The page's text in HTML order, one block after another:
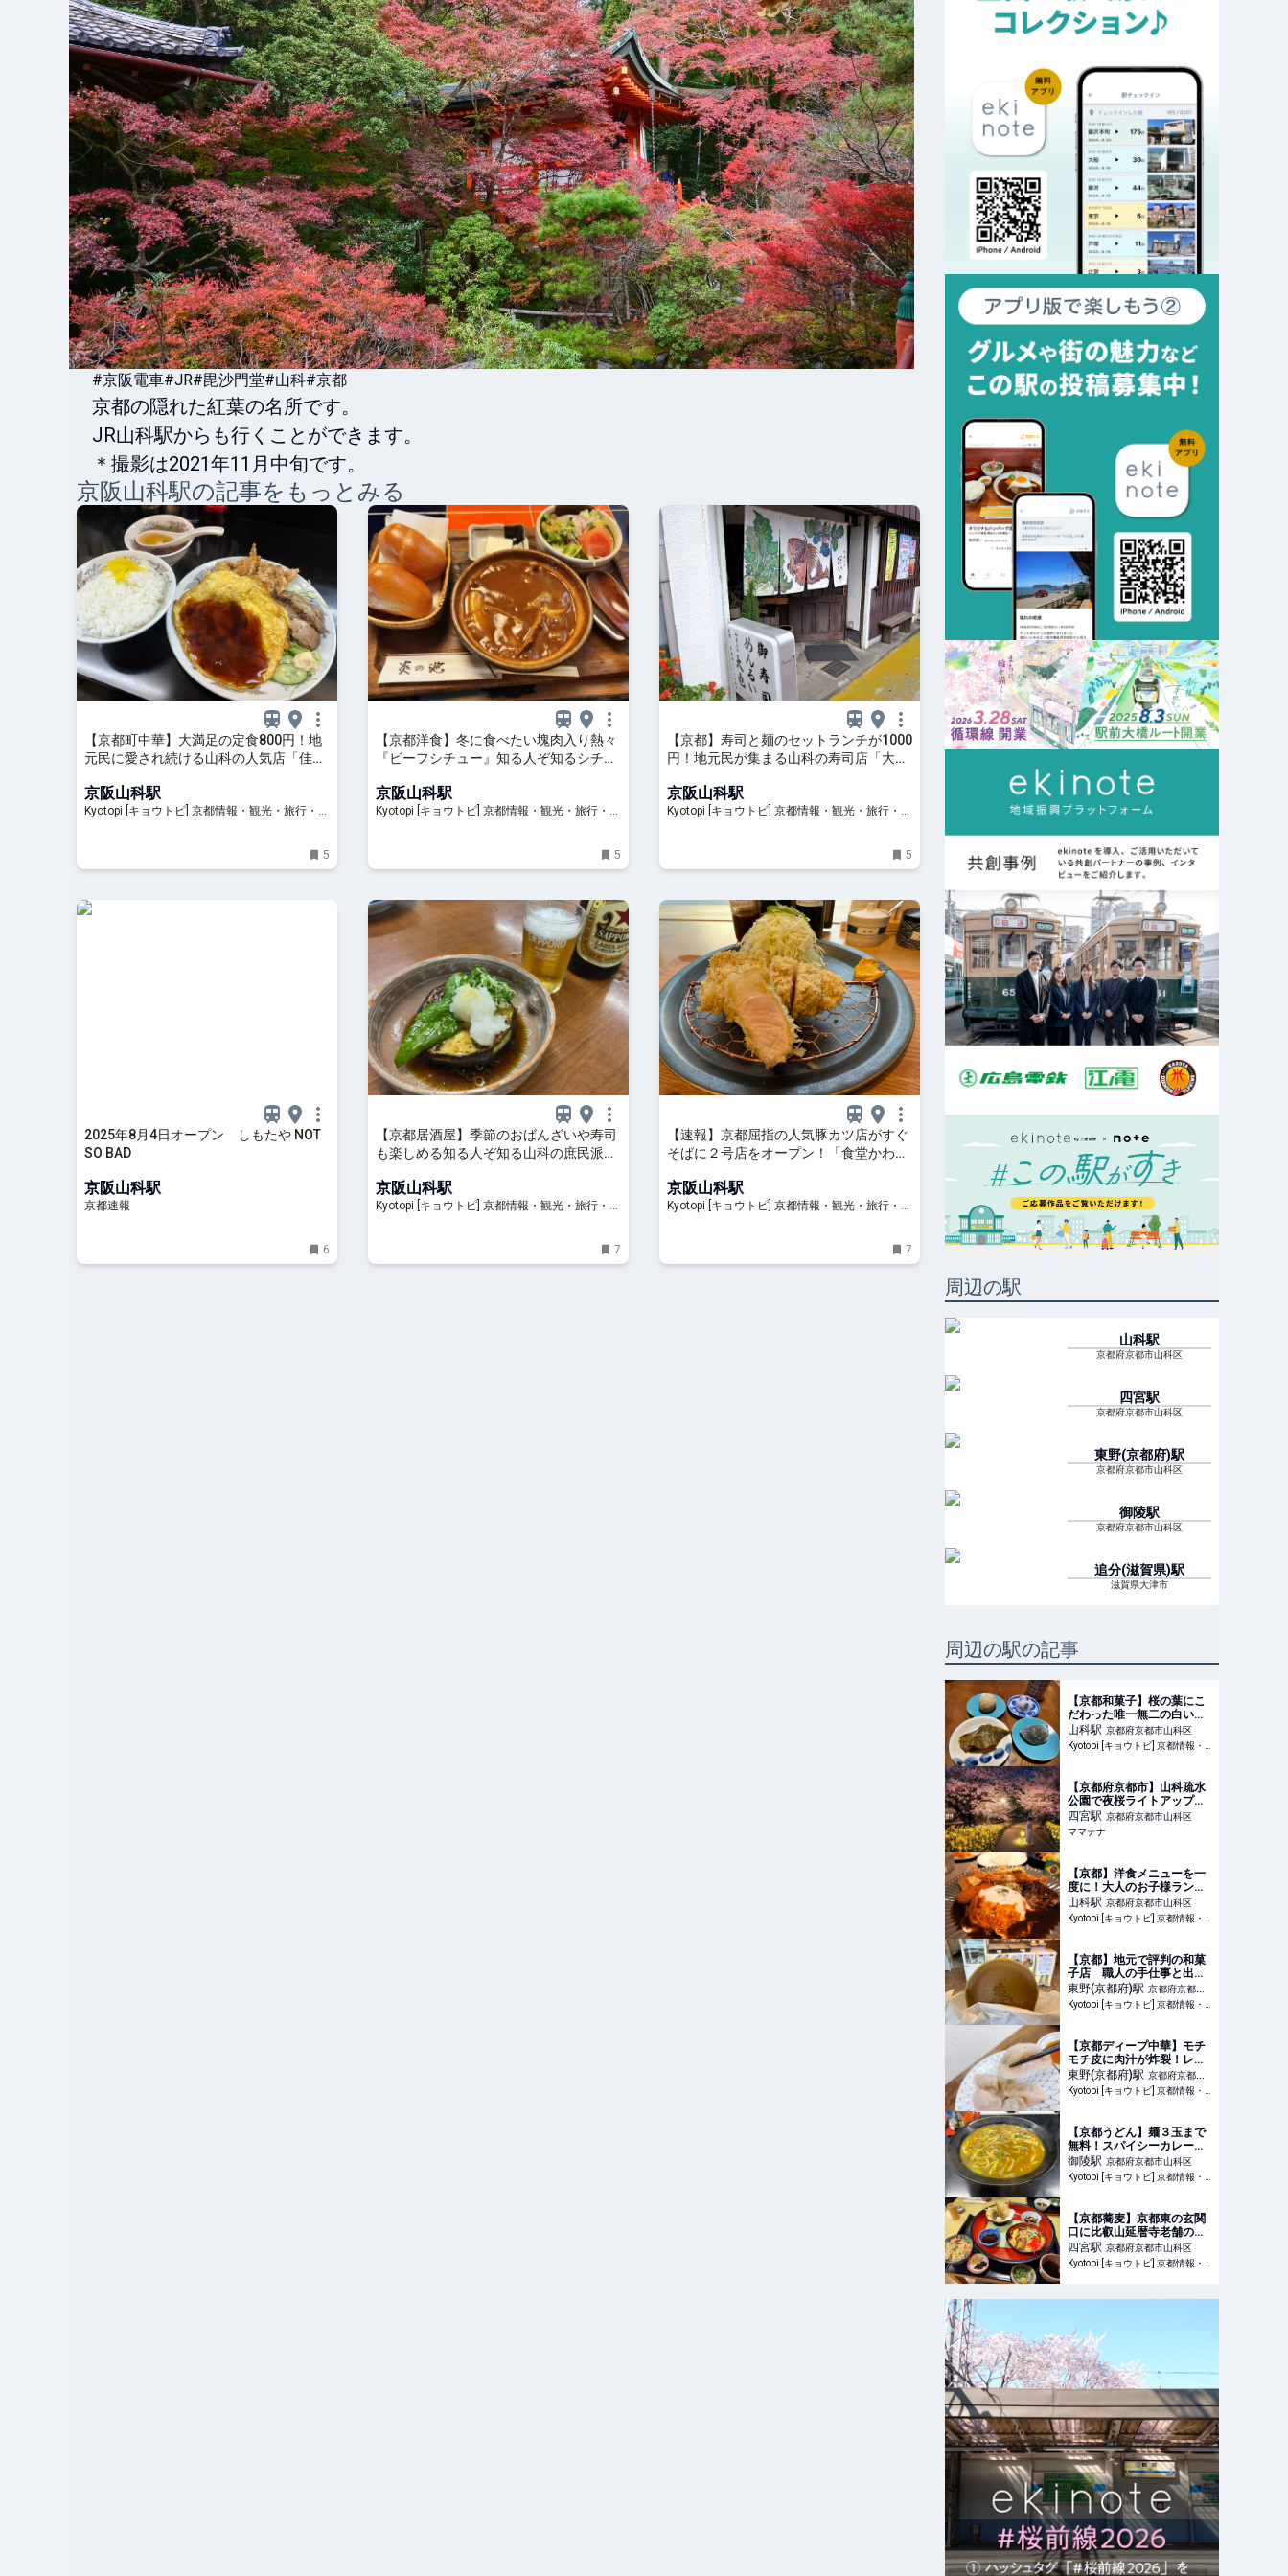
#京阪電車#JR#毘沙門堂#山科#京都
京都の隠れた紅葉の名所です。
JR山科駅からも行くことができます。
＊撮影は2021年11月中旬です。
京阪山科駅の記事をもっとみる
【京都町中華】大満足の定食800円！地
元民に愛され続ける山科の人気店「佳
京阪山科駅
Kyotopi [キョウトピ] 京都情報・観光・旅行・グ
5
【京都洋食】冬に食べたい塊肉入り熱々
『ビーフシチュー』知る人ぞ知るシチュ
京阪山科駅
Kyotopi [キョウトピ] 京都情報・観光・旅行・グ
5
【京都】寿司と麺のセットランチが1000
円！地元民が集まる山科の寿司店「大也
京阪山科駅
Kyotopi [キョウトピ] 京都情報・観光・旅行・グ
5
2025年8月4日オープン しもたや NOT
SO BAD
京阪山科駅
京都速報
6
【京都居酒屋】季節のおばんざいや寿司
も楽しめる知る人ぞ知る山科の庶民派老
京阪山科駅
Kyotopi [キョウトピ] 京都情報・観光・旅行・グ
7
【速報】京都屈指の人気豚カツ店がすぐ
そばに２号店をオープン！「食堂かわむ
京阪山科駅
Kyotopi [キョウトピ] 京都情報・観光・旅行・グ
7
周辺の駅
山科駅
京都府京都市山科区
四宮駅
京都府京都市山科区
東野(京都府)駅
京都府京都市山科区
御陵駅
京都府京都市山科区
追分(滋賀県)駅
滋賀県大津市
周辺の駅の記事
【京都和菓子】桜の葉にこ
だわった唯一無二の白い
『桜餅』＆おはぎ絶品！京
菓子老舗「仙太郎」
山科駅 京都府京都市山科区
Kyotopi [キョウトピ] 京都情報・観光・旅行・グルメ
【京都府京都市】山科疏水
公園で夜桜ライトアップ！
ネイキッド×京都の夜さんぽ
イベント開催 | ママテナ
四宮駅 京都府京都市山科区
ママテナ
【京都】洋食メニューを一
度に！大人のお子様ランチ
が人気 山科で評判「グラ
トニー」
山科駅 京都府京都市山科区
Kyotopi [キョウトピ] 京都情報・観光・旅行・グルメ
【京都】地元で評判の和菓
子店 職人の手仕事と出来
立ての美味しさ「萬屋琳窕
本店」
東野(京都府)駅 京都府京都市
山科区
Kyotopi [キョウトピ] 京都情報・観光・旅行・グルメ
【京都ディープ中華】モチ
モチ皮に肉汁が炸裂！レト
ロ商店街で「本場の水餃
子」を食らう
東野(京都府)駅 京都府京都市
山科区
Kyotopi [キョウトピ] 京都情報・観光・旅行・グルメ
【京都うどん】麺３玉まで
無料！スパイシーカレーう
どんが評判！地元民御用達
「めんめん」
御陵駅 京都府京都市山科区
Kyotopi [キョウトピ] 京都情報・観光・旅行・グルメ
【京都蕎麦】京都東の玄関
口に比叡山延暦寺老舗の味
を受け継ぐ名店！鰻や定食
も「鶴㐂そば」
四宮駅 京都府京都市山科区
Kyotopi [キョウトピ] 京都情報・観光・旅行・グルメ